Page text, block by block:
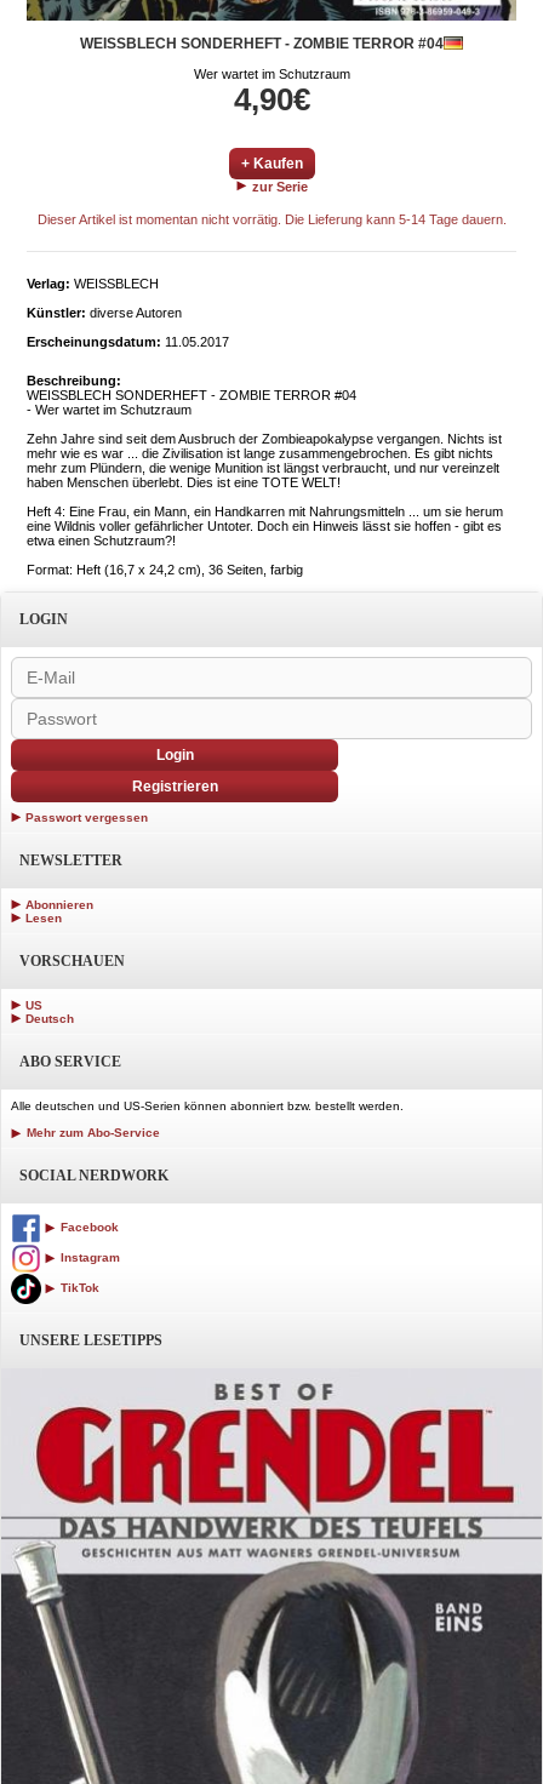
WEISSBLECH SONDERHEFT - ZOMBIE TERROR #04
Wer wartet im Schutzraum
4,90€
+ Kaufen
zur Serie
Dieser Artikel ist momentan nicht vorrätig. Die Lieferung kann 5-14 Tage dauern.
Verlag: WEISSBLECH
Künstler: diverse Autoren
Erscheinungsdatum: 11.05.2017
Beschreibung:
WEISSBLECH SONDERHEFT - ZOMBIE TERROR #04
- Wer wartet im Schutzraum
Zehn Jahre sind seit dem Ausbruch der Zombieapokalypse vergangen. Nichts ist
mehr wie es war ... die Zivilisation ist lange zusammengebrochen. Es gibt nichts
mehr zum Plündern, die wenige Munition ist längst verbraucht, und nur vereinzelt
haben Menschen überlebt. Dies ist eine TOTE WELT!
Heft 4: Eine Frau, ein Mann, ein Handkarren mit Nahrungsmitteln ... um sie herum
eine Wildnis voller gefährlicher Untoter. Doch ein Hinweis lässt sie hoffen - gibt es
etwa einen Schutzraum?!
Format: Heft (16,7 x 24,2 cm), 36 Seiten, farbig
LOGIN
Login
Registrieren
Passwort vergessen
NEWSLETTER
Abonnieren
Lesen
VORSCHAUEN
US
Deutsch
ABO SERVICE
Alle deutschen und US-Serien können abonniert bzw. bestellt werden.
Mehr zum Abo-Service
SOCIAL NERDWORK
Facebook
Instagram
TikTok
UNSERE LESETIPPS